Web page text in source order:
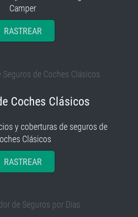
Camper
RASTREAR
Coches Clásicos
y coberturas de seguros de
Clásicos
RASTREAR